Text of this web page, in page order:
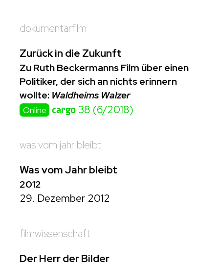
dokumentarfilm
Zurück in die Zukunft
Zu Ruth Beckermanns Film über einen
Politiker, der sich an nichts erinnern
wollte: Waldheims Walzer
Online cargo 38 (6/2018)
was vom jahr bleibt
Was vom Jahr bleibt
2012
29. Dezember 2012
filmwissenschaft
Der Herr der Bilder